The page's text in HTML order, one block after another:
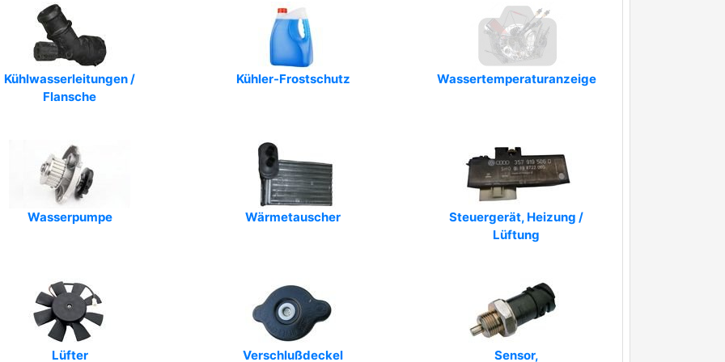
Art.-Nr.: EH2172
Art.-Nr.: GOM411479
Art.-Nr.: 350746A
Art.-Nr.: 31857
Art.-Nr.: 31857
Art.-Nr.: 31857
Art.-Nr.: CA020202A2
Art.-Nr.: 5481FB0030621
Art.-Nr.: 701257
Kühlwasserleitungen /
Flansche
Kühler-Frostschutz Wassertemperaturanzeige
Wasserpumpe Wärmetauscher
Steuergerät, Heizung /
Lüftung
Lüfter Verschlußdeckel Sensor,